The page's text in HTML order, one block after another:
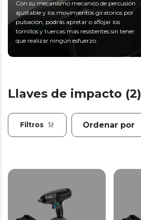
Con su mecanismo mecánico de percusión
ajustable y los movimientos giratorios por
pulsación, podrás apretar o aflojar los
tornillos y tuercas más resistentes sin tener
que realizar ningún esfuerzo.
Llaves de impacto (2)
Filtros